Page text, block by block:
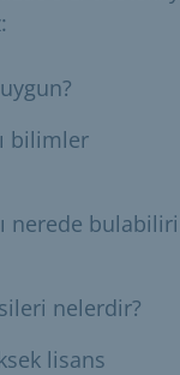
bilimler
nerede
nelerdir?
lisans